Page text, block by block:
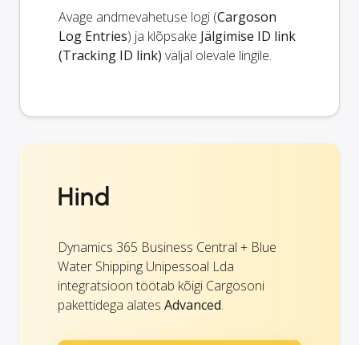
Avage andmevahetuse logi (Cargoson
Log Entries) ja klõpsake Jälgimise ID link
(Tracking ID link) väljal olevale lingile.
Hind
Dynamics 365 Business Central + Blue
Water Shipping Unipessoal Lda
integratsioon töötab kõigi Cargosoni
pakettidega alates Advanced.